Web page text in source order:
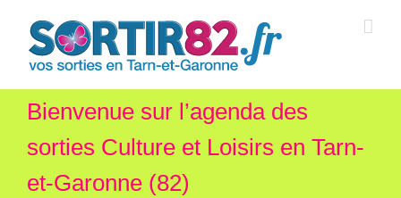
Bienvenue sur l’agenda des
sorties Culture et Loisirs en Tarn-
et-Garonne (82)